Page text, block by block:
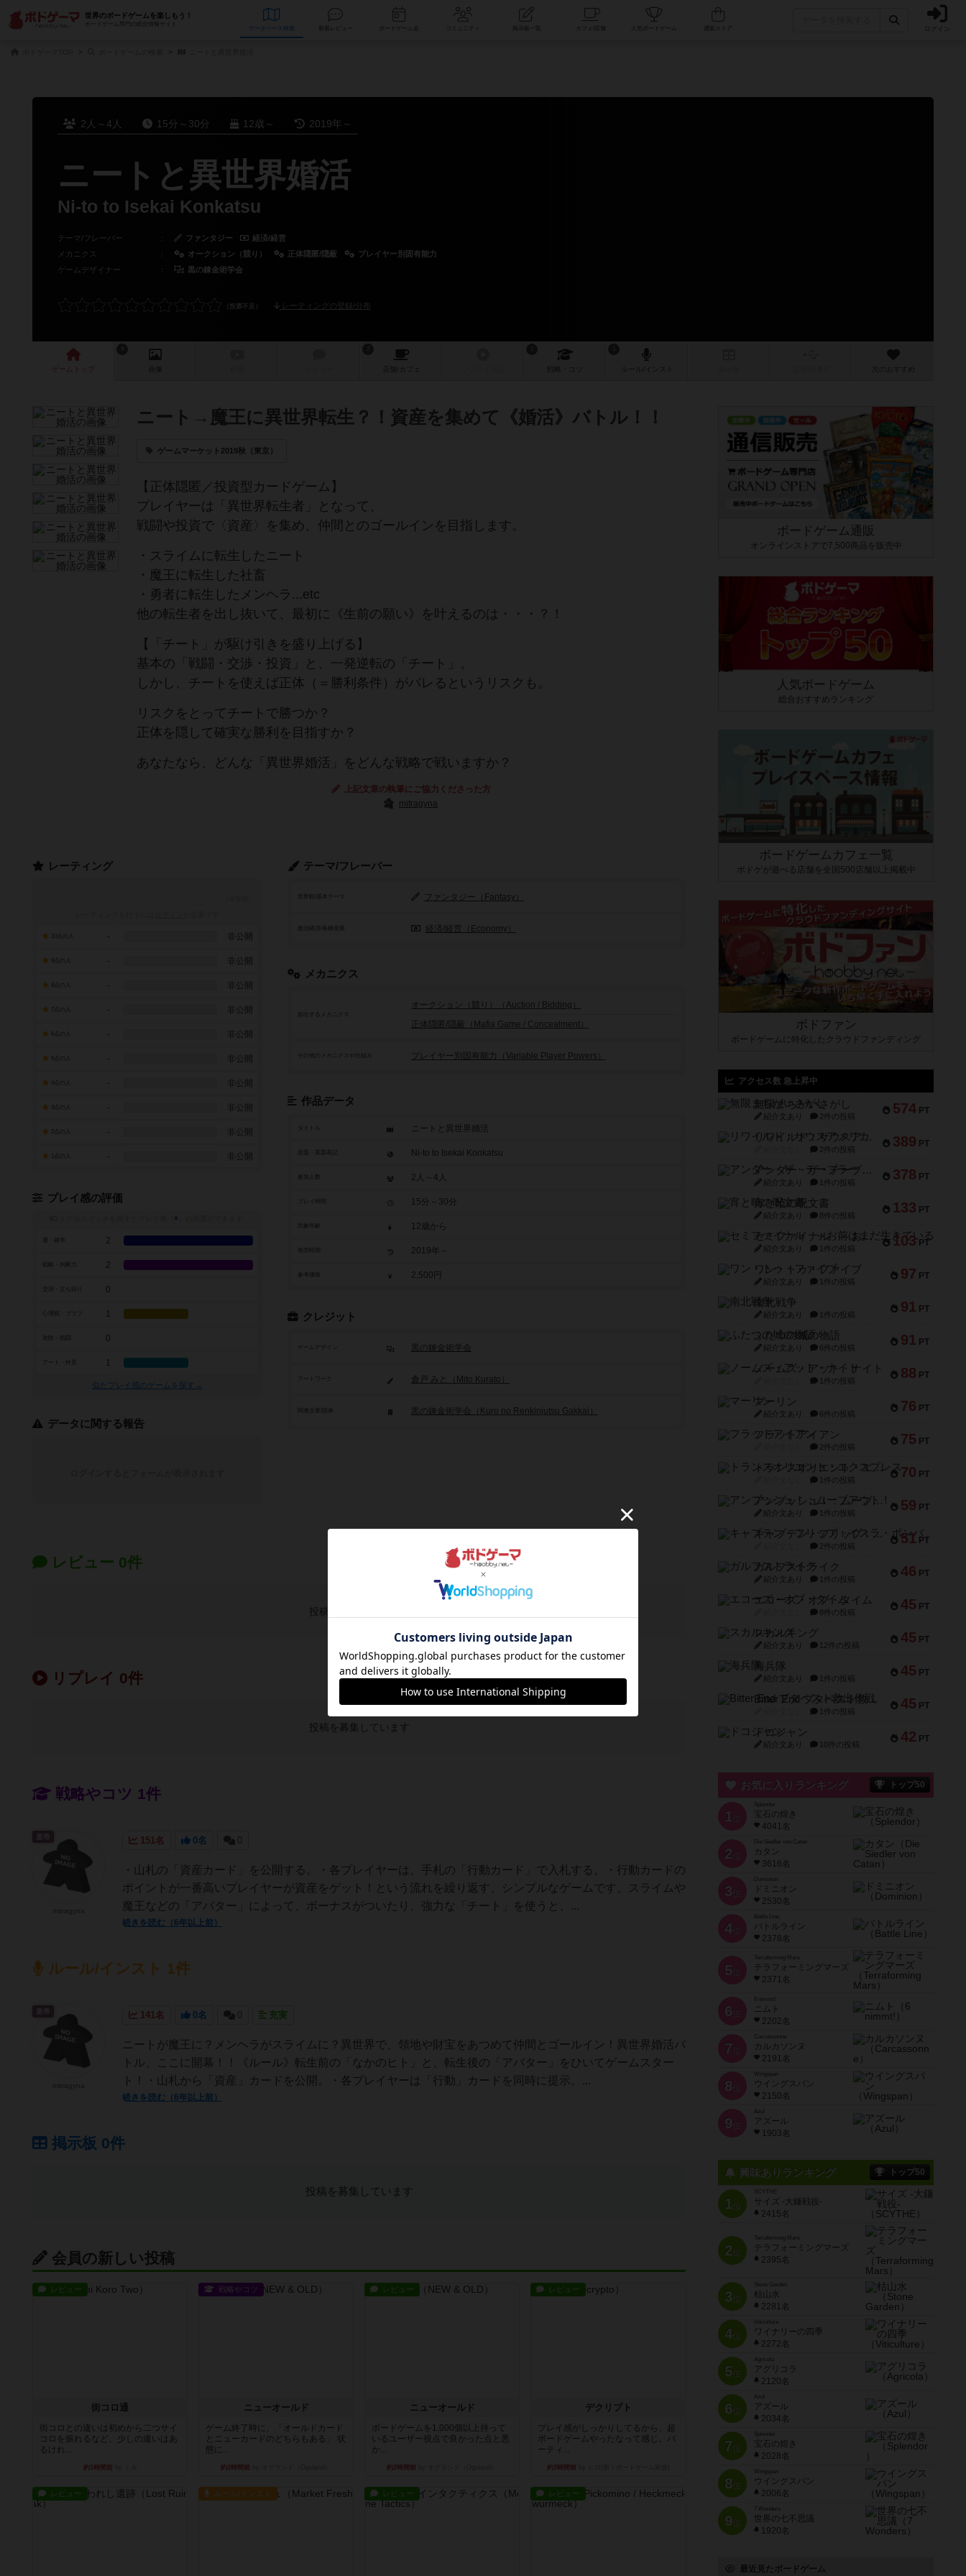
世界のボードゲームを楽しもう！
ボードゲーム専門の総合情報サイト
データベース コミュニティ 人気ボードゲーム ログイン
2人～4人 15分～30分 12歳～ 2019年～
ニートと異世界婚活
Ni-to to Isekai Konkatsu
テーマ/フレーバー ： ファンタジー
経済/経営
メカニクス
： オークション（競り） 正体隠匿/隠蔽
プレイヤー別固有能力
ゲームデザイナー
： 黒の錬金術学会
レーティングの登録/分布
ゲーム 画像 店舗/ カフェ 戦略 次のおすすめ
ニート→魔王に異世界転生？！資産を集めて《婚活》バトル！！
ゲームマーケット2019秋（東京）
【正体隠匿／投資型カードゲーム】
プレイヤーは「異世界転生者」となって、
戦闘や投資で〈資産〉を集め、仲間とのゴールインを目指します。
・スライムに転生したニート
・魔王に転生した社畜
・勇者に転生したメンヘラ...etc
他の転生者を出し抜いて、最初に《生前の願い》を叶えるのは・・・？！
【「チート」が駆け引きを盛り上げる】
基本の「戦闘・交渉・投資」と、一発逆転の「チート」。
しかし、チートを使えば正体（＝勝利条件）がバレるというリスクも。
リスクをとってチートで勝つか？
正体を隠して確実な勝利を目指すか？
あなたなら、どんな「異世界婚活」をどんな戦略で戦いますか？
上記文章の執筆にご協力くださった方
mitragyna
テーマ/フレーバー
世界観/基本テーマ ファンタジー（Fantasy）
政治経済/各種産業 経済/経営（Economy）
メカニクス
頻出するメカニクス
オークション（競り）（Auction / Bidding）
正体隠匿/隠蔽（Mafia Game / Concealment）
その他のメカニクスや仕組み プレイヤー別固有能力（Variable Player Powers）
作品データ
タイトル ニートと異世界婚活
Ni-to to Isekai Konkatsu
参加人数 2人～4人
15分～30分
12歳から
2019年～
参考価格 2,500円
クレジット
ゲームデザイン 黒の錬金術学会
アートワーク 倉戸 みと（Mito Kurato）
黒の錬金術学会（Kuro no Renkinjutsu Gakkai）
レーティング
- 非公開
- 非公開
- 非公開
7点の人 - 非公開
- 非公開
- 非公開
- 非公開
- 非公開
- 非公開
- 非公開
プレイ感の評価
※
2
戦略・判断力 2
0
1
0
アート・外見 1
似たプレイ感のゲームを探す→
データに関する報告
レビュー 0件
投稿を募集しています
リプレイ 0件
投稿を募集しています
戦略やコツ 1件
151名 0名 0
・山札の「資産カード」を公開する。・各プレイヤーは、手札の「行動カード」で入札する。・行動カードの
ポイントが一番高いプレイヤーが資産をゲット！という流れを繰り返す、シンプルなゲームです。スライムや
魔王などの「アバター」によって、ボーナスがついたり、強力な「チート」を使うと、...
続きを読む（6年以上前）
皇帝
ルール/インスト 1件
141名 0名 0 充実
ニートが魔王に？メンヘラがスライムに？異世界で、領地や財宝をあつめて仲間とゴールイン！異世界婚活バ
トル、ここに開幕！！《ルール》転生前の「なかのヒト」と、転生後の「アバター」をひいてゲームスター
ト！・山札から「資産」カードを公開。・各プレイヤーは「行動」カードを同時に提示。...
続きを読む（6年以上前）
皇帝
掲示板 0件
投稿を募集しています
会員の新しい投稿
レビュー
街コロ通
街コロとの違いは初めから二つサイ
コロを振れるなど、少しの違いはあ
るけれ...
約1時間前
戦略やコツ
ニューオールド
ゲーム終了時に、「オールドカード
とニューカードのどちらもある」 状
態に...
約2時間前
レビュー
ニューオールド
ボードゲームを1,000個以上持って
いるユーザー視点で良かった点と悪
か...
約2時間前
レビュー
デクリプト
プレイ感がしっかりしてるから、超
ボードゲームやったなって感じ。パ
ーティ...
約3時間前
レビュー ルール/インスト レビュー レビュー
ボードゲーム通販
オンラインストアで7,500商品を販売中
人気ボードゲーム
総合おすすめランキング
ボードゲームカフェ一覧
ボドゲが遊べる店舗を全国500店舗以上掲載中
ボドファン
ボードゲームに特化したクラウドファンディング
アクセス数 急上昇中
574 PT
無限まちがいさがし
紹介文あり 2件の投稿
389 PT
リワイルド：サウスアメリカ
2件の投稿
378 PT
アンダー・ザ・テーブラー
紹介文あり 1件の投稿
133 PT
宵と暁の呪文書
紹介文あり 8件の投稿
103 PT
セミファイナル ～お前はまだ生きている～
紹介文あり 1件の投稿
97 PT
ワン・トゥ・ファイブ
紹介文あり 1件の投稿
91 PT
南北戦争
紹介文あり 1件の投稿
91 PT
ふたつの城の物語
紹介文あり 6件の投稿
88 PT
ノームズ・アット・ナイト
1件の投稿
76 PT
マーリン
紹介文あり 6件の投稿
75 PT
フラットアイアン
2件の投稿
70 PT
トランスオリエント・エクスプレス
1件の投稿
59 PT
アンブッシュ！：ムーブアウト！
紹介文あり 1件の投稿
51 PT
キャプテン・フリップ：イスラ・ボンバ
2件の投稿
46 PT
ガルフストライク
紹介文あり 1件の投稿
45 PT
エコーズ・オブ・タイム
8件の投稿
45 PT
スカルキング
紹介文あり 12件の投稿
45 PT
海兵隊
紹介文あり 1件の投稿
45 PT
Bitter End ブタペスト救出作戦
1件の投稿
42 PT
ドコジャン
紹介文あり 10件の投稿
お気に入りランキング トップ50
1 位
宝石の煌き
4041名
2 位
Die Siedler von Catan
カタン
3616名
3 位
ドミニオン
2530名
4位
Battle Line
バトルライン
2378名
5 位
Terraforming Mars
テラフォーミングマーズ
2371名
6 位
ニムト
2202名
7 位
Carcassonne
カルカソンヌ
2191名
8 位
Wingspan
ウイングスパン
2150名
9 位
Azul
アズール
1903名
興味ありランキング トップ50
1位
SCYTHE
サイズ -大鎌戦役-
2415名
2位
Terraforming Mars
テラフォーミングマーズ
2395名
3位
Stone Garden
枯山水
2281名
4位
Viticulture
ワイナリーの四季
2272名
5位
Agricola
アグリコラ
2120名
6位
Azul
アズール
2034名
7位
宝石の煌き
2028名
8位
Wingspan
ウイングスパン
2006名
9位
7 Wonders
世界の七不思議
1920名
最近見たボードゲーム